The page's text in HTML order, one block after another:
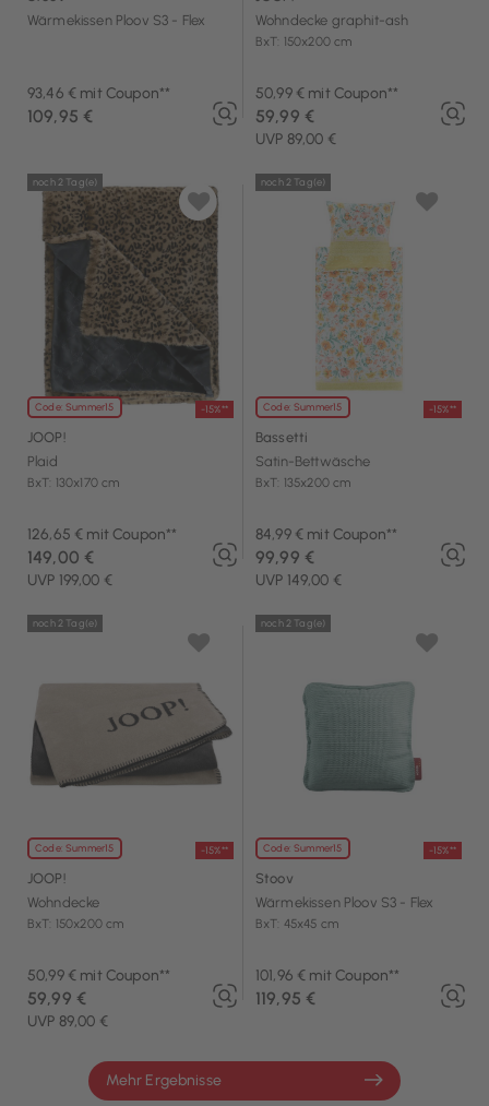
Wärmekissen Ploov S3 - Flex
93,46 € mit Coupon**
109,95 €
Wohndecke graphit-ash
BxT: 150x200 cm
50,99 € mit Coupon**
UVP 89,00 €
59,99 €
Code: Summer15 -15%**
noch 2 Tag(e)
JOOP!
Plaid
BxT: 130x170 cm
126,65 € mit Coupon**
UVP 199,00 €
149,00 €
Code: Summer15 -15%**
noch 2 Tag(e)
Bassetti
Satin-Bettwäsche
BxT: 135x200 cm
84,99 € mit Coupon**
UVP 149,00 €
99,99 €
Code: Summer15 -15%**
noch 2 Tag(e)
JOOP!
Wohndecke
BxT: 150x200 cm
50,99 € mit Coupon**
UVP 89,00 €
59,99 €
Code: Summer15 -15%**
noch 2 Tag(e)
Stoov
Wärmekissen Ploov S3 - Flex
BxT: 45x45 cm
101,96 € mit Coupon**
119,95 €
Mehr Ergebnisse